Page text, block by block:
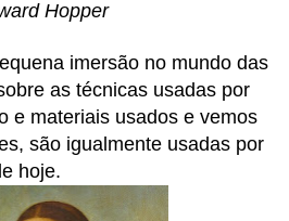
Hopper
imersão no mundo das
as técnicas usadas por
e materiais usados e vemos
são igualmente usadas por
hoje.